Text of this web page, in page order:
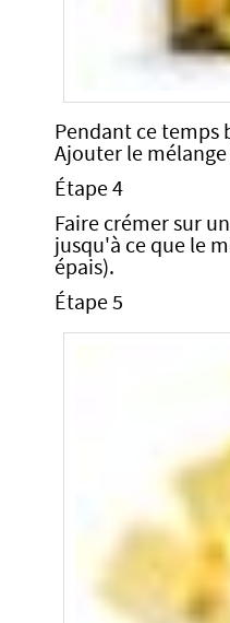
Pendant ce temps
Ajouter le
Étape 4
Faire crémer sur
jusqu'à ce que le
épais).
Étape 5